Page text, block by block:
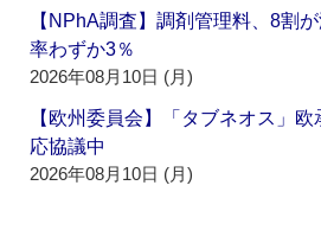
【NPhA調査】調剤管理料、8割
率わずか3％
2026年08月10日 (月)
【欧州委員会】「タブネオス」
応協議中
2026年08月10日 (月)